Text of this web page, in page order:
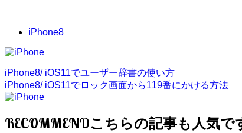
iPhone8
iPhone8/ iOS11でユーザー辞書の使い方
iPhone8/ iOS11でロック画面から119番にかける方法
RECOMMEND